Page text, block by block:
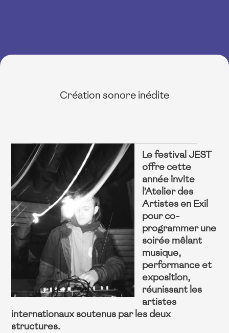
Création sonore inédite
Le festival JEST
offre cette
année invite
l’Atelier des
Artistes en Exil
pour co-
programmer une
soirée mêlant
musique,
performance et
exposition,
réunissant les
artistes
internationaux soutenus par les deux
structures.